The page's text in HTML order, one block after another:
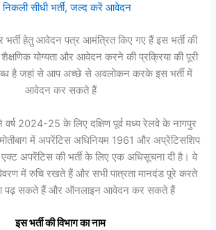
निकली सीधी भर्ती, जल्द करें आवेदन
पर भर्ती हेतु आवेदन पत्र आमंत्रित किए गए हैं इस भर्ती की
योग्यता और आवेदन करने की प्रक्रिया की पूरी
है जहां से आप अच्छे से अवलोकन करके इस भर्ती में
आवेदन कर सकते हैं
वर्ष 2024-25 के लिए दक्षिण पूर्व मध्य रेलवे के नागपुर
में अपरेंटिस अधिनियम 1961 और अप्रेंटिसशिप
अपरेंटिस की भर्ती के लिए एक अधिसूचना दी है। वे
विवरण में रुचि रखते हैं और सभी पात्रता मानदंड पूरे करते
पढ़ सकते हैं और ऑनलाइन आवेदन कर सकते हैं
इस भर्ती की विभाग का नाम